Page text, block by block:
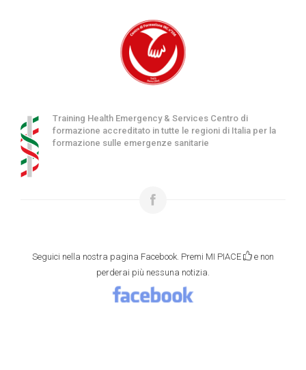
Training Health Emergency & Services Centro di
formazione accreditato in tutte le regioni di Italia per la
formazione sulle emergenze sanitarie
Seguici nella nostra pagina Facebook. Premi MI PIACE
e non
perderai più nessuna notizia.